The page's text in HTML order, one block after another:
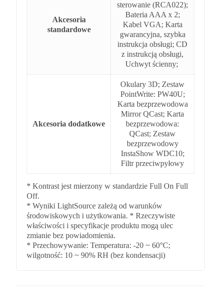
Akcesoria
standardowe
sterowanie (RCA022);
Bateria AAA x 2;
Kabel VGA; Karta
gwarancyjna, szybka
instrukcja obsługi; CD
z instrukcją obsługi,
Uchwyt ścienny;
Akcesoria dodatkowe
Okulary 3D; Zestaw
PointWrite: PW40U;
Karta bezprzewodowa
Mirror QCast; Karta
bezprzewodowa:
QCast; Zestaw
bezprzewodowy
InstaShow WDC10;
Filtr przeciwpyłowy
* Kontrast jest mierzony w standardzie Full On Full
Off.
* Wyniki LightSource zależą od warunków
środowiskowych i użytkowania. * Rzeczywiste
właściwości i specyfikacje produktu mogą ulec
zmianie bez powiadomienia.
* Przechowywanie: Temperatura: -20 ~ 60°C;
wilgotność: 10 ~ 90% RH (bez kondensacji)